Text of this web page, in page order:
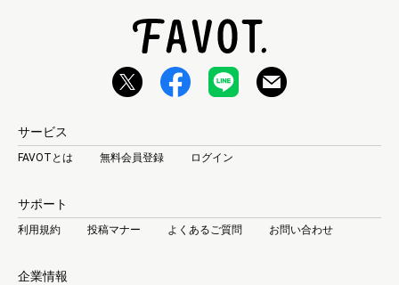
サービス
FAVOTとは 無料会員登録 ログイン
サポート
利用規約 投稿マナー よくあるご質問 お問い合わせ
企業情報